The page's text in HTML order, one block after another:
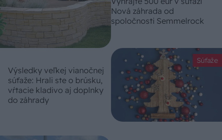
Nová záhrada od
spoločnosti Semmelrock
Súťaže
Výsledky veľkej vianočnej
súťaže: Hrali ste o brúsku,
vŕtacie kladivo aj doplnky
do záhrady